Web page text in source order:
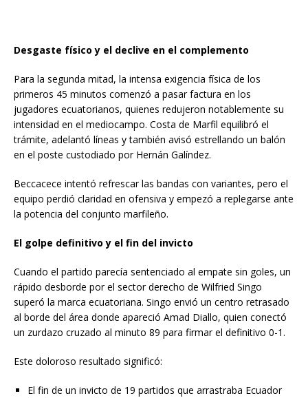
Desgaste físico y el declive en el complemento
Para la segunda mitad, la intensa exigencia física de los
primeros 45 minutos comenzó a pasar factura en los
jugadores ecuatorianos, quienes redujeron notablemente su
intensidad en el mediocampo. Costa de Marfil equilibró el
trámite, adelantó líneas y también avisó estrellando un balón
en el poste custodiado por Hernán Galíndez.
Beccacece intentó refrescar las bandas con variantes, pero el
equipo perdió claridad en ofensiva y empezó a replegarse ante
la potencia del conjunto marfileño.
El golpe definitivo y el fin del invicto
Cuando el partido parecía sentenciado al empate sin goles, un
rápido desborde por el sector derecho de Wilfried Singo
superó la marca ecuatoriana. Singo envió un centro retrasado
al borde del área donde apareció Amad Diallo, quien conectó
un zurdazo cruzado al minuto 89 para firmar el definitivo 0-1.
Este doloroso resultado significó:
El fin de un invicto de 19 partidos que arrastraba Ecuador